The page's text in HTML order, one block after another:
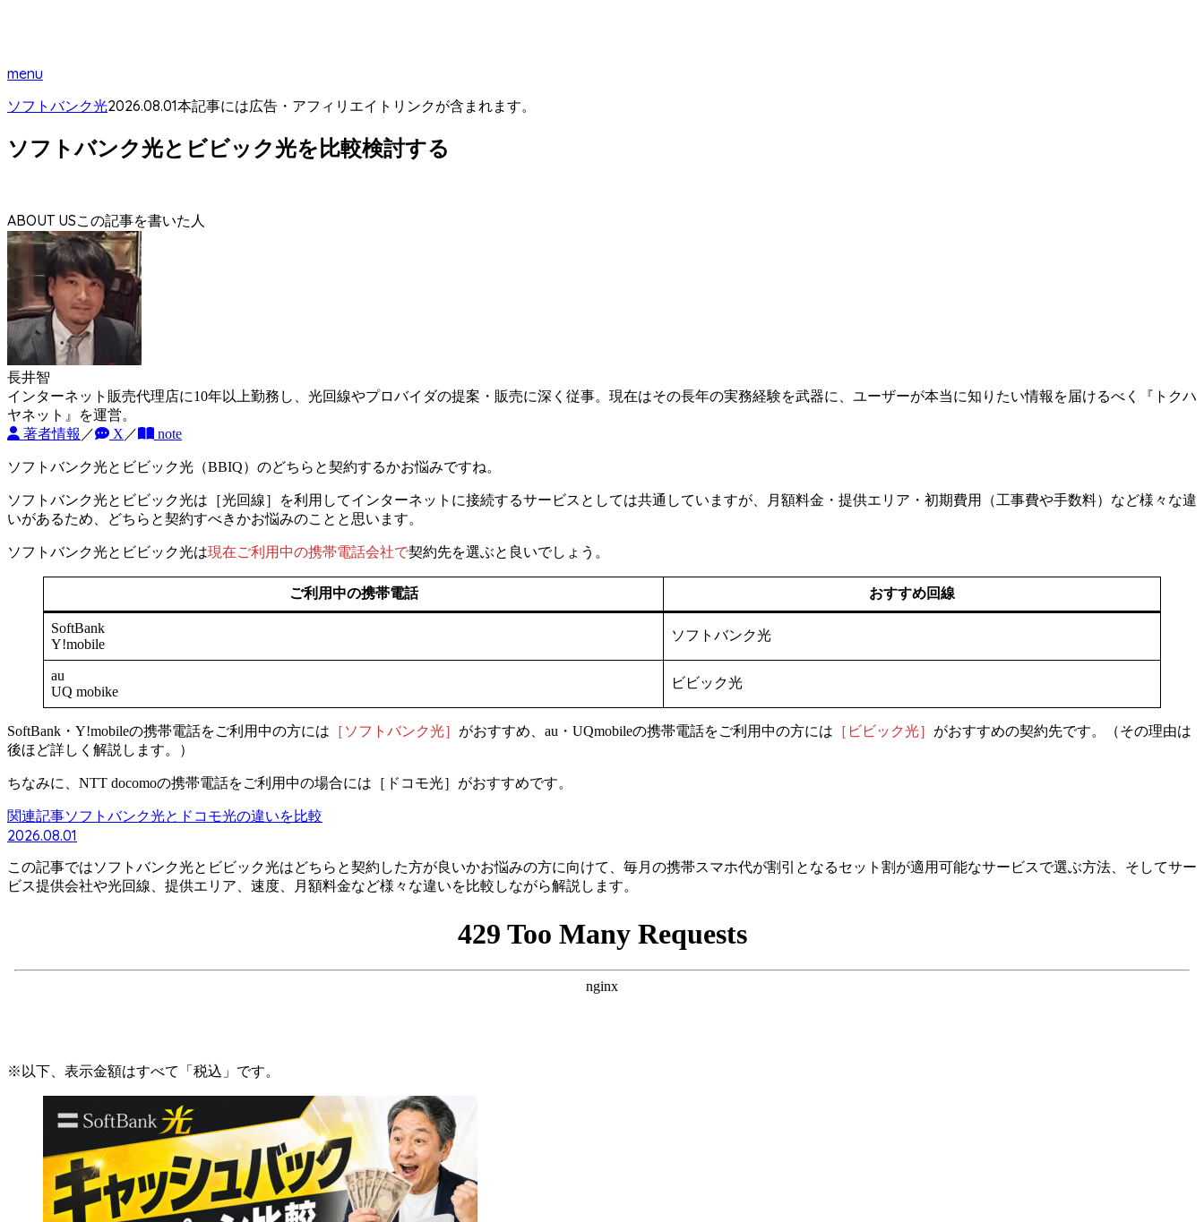
menu
ソフトバンク光2026.08.01本記事には広告・アフィリエイトリンクが含まれます。
ソフトバンク光とビビック光を比較検討する
ABOUT US
長井智
インターネット販売代理店に10年以上勤務し、光回線やプロバイダの提案・販売に深く従事。現在はその長年の実務経験を武器に、ユーザーが本当に知りたい情報を届けるべく『トクハ
ヤネット』を運営。
著者情報 ／ X ／ note
ソフトバンク光とビビック光（BBIQ）のどちらと契約するかお悩みですね。
ソフトバンク光とビビック光は［光回線］を利用してインターネットに接続するサービスとしては共通していますが、
月額料金・提供エリア・初期費用（工事費や手数料）など様々な違
いがあるため、どちらと契約すべきかお悩みのことと思います。
ソフトバンク光とビビック光は現在ご利用中の携帯電話会社で契約先を選ぶと良いでしょう。
ご利用中の携帯電話 おすすめ回線
SoftBank
Y!mobile
ソフトバンク光
au
UQ mobike
ビビック光
SoftBank・Y!mobileの携帯電話をご利用中の方には ［ソフトバンク光］ がおすすめ、 au・UQmobileの携帯電話をご利用中の方には ［ビビック光］ がおすすめの契約先です。（その理由は
後ほど詳しく解説します。）
ちなみに、NTT docomoの携帯電話をご利用中の場合には［ドコモ光］がおすすめです。
関連記事ソフトバンク光とドコモ光の違いを比較
2026.08.01
この記事ではソフトバンク光とビビック光はどちらと契約した方が良いかお悩みの方に向けて、毎月の携帯スマホ代が割引となるセット割が適用可能なサービスで選ぶ方法、そしてサー
ビス提供会社や光回線、提供エリア、速度、月額料金など様々な違いを比較しながら解説します。
※以下、表示金額はすべて「税込」です。